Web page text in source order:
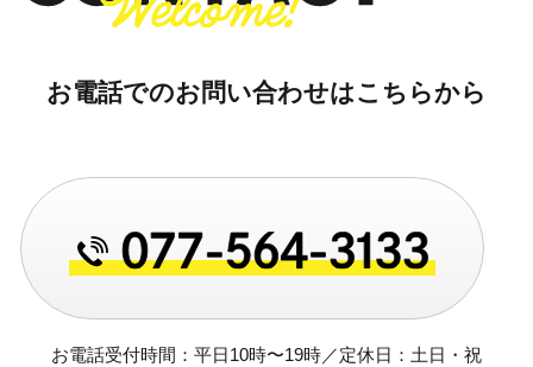
お電話でのお問い合わせはこちらから
お電話受付時間：平日10時〜19時／定休日：土日・祝